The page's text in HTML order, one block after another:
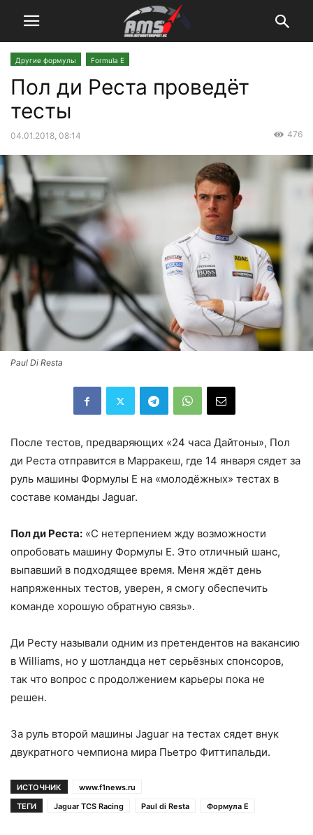
Другие формулы Formula E
Пол ди Реста проведёт
тесты
04.01.2018, 08:14 476
Paul Di Resta
После тестов, предваряющих «24 часа Дайтоны», Пол
ди Реста отправится в Марракеш, где 14 января сядет за
руль машины Формулы Е на «молодёжных» тестах в
составе команды Jaguar.
Пол ди Реста: «С нетерпением жду возможности
опробовать машину Формулы Е. Это отличный шанс,
выпавший в подходящее время. Меня ждёт день
напряженных тестов, уверен, я смогу обеспечить
команде хорошую обратную связь».
Ди Ресту называли одним из претендентов на вакансию
в Williams, но у шотландца нет серьёзных спонсоров,
так что вопрос с продолжением карьеры пока не
решен.
За руль второй машины Jaguar на тестах сядет внук
двукратного чемпиона мира Пьетро Фиттипальди.
ИСТОЧНИК
www.f1news.ru
ТЕГИ
Jaguar TCS Racing Paul di Resta Формула Е